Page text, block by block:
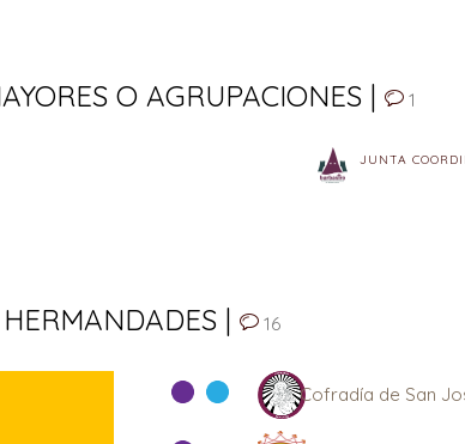
O AGRUPACIONES | 1
JUNTA
| 16
Cofradía de San